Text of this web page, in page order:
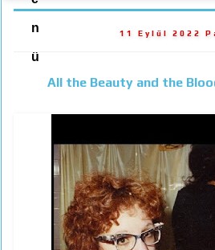
n
ü
11 Eylül 2022
All the Beauty and the